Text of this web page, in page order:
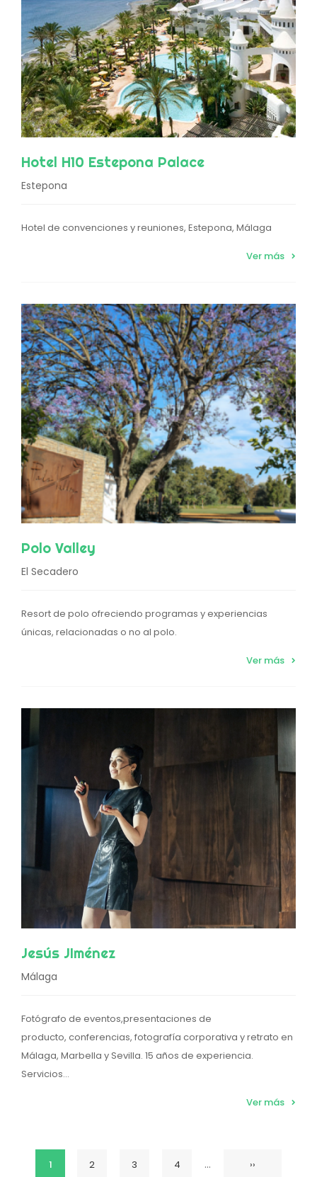
Hotel H10 Estepona Palace
Estepona
Hotel de convenciones y reuniones, Estepona, Málaga
Ver más
Polo Valley
El Secadero
Resort de polo ofreciendo programas y experiencias
únicas, relacionadas o no al polo.
Ver más
Jesús JIménez
Málaga
Fotógrafo de eventos,presentaciones de
producto, conferencias, fotografía corporativa y retrato en
Málaga, Marbella y Sevilla. 15 años de experiencia.
Servicios...
Ver más
Paginación
Página
1 Página
2 Página
3 Página
4 … Siguiente
››